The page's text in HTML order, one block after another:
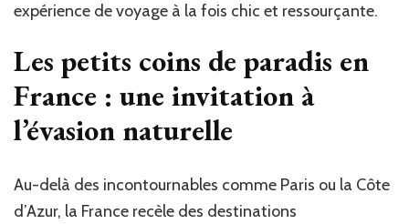
expérience de voyage à la fois chic et ressourçante.
Les petits coins de paradis en
France : une invitation à
l’évasion naturelle
Au-delà des incontournables comme Paris ou la Côte
d’Azur, la France recèle des destinations